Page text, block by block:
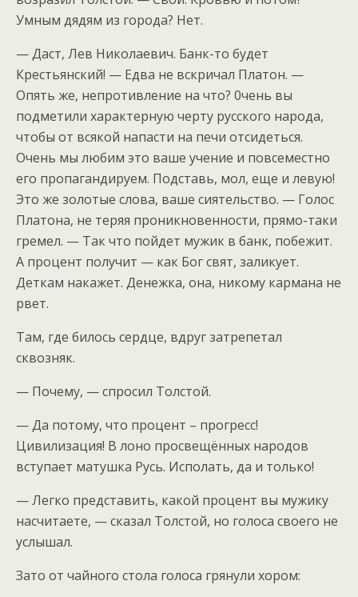
Умным дядям из города? Нет.
— Даст, Лев Николаевич. Банк-то будет
Крестьянский! — Едва не вскричал Платон. —
Опять же, непротивление на что? 0чень вы
подметили характерную черту русского народа,
чтобы от всякой напасти на печи отсидеться.
Очень мы любим это ваше учение и повсеместно
его пропагандируем. Подставь, мол, еще и левую!
Это же золотые слова, ваше сиятельство. — Голос
Платона, не теряя проникновенности, прямо-таки
гремел. — Так что пойдет мужик в банк, побежит.
А процент получит — как Бог свят, заликует.
Деткам накажет. Денежка, она, никому кармана не
рвет.
Там, где билось сердце, вдруг затрепетал
сквозняк.
— Почему, — спросил Толстой.
— Да потому, что процент – прогресс!
Цивилизация! В лоно просвещённых народов
вступает матушка Русь. Исполать, да и только!
— Легко представить, какой процент вы мужику
насчитаете, — сказал Толстой, но голоса своего не
услышал.
Зато от чайного стола голоса грянули хором: